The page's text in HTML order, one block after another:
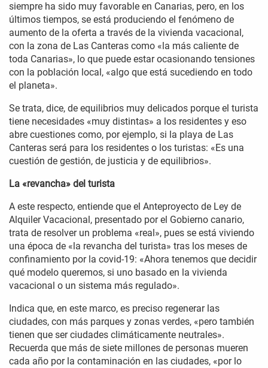
siempre ha sido muy favorable en Canarias, pero, en los
últimos tiempos, se está produciendo el fenómeno de
aumento de la oferta a través de la vivienda vacacional,
con la zona de Las Canteras como «la más caliente de
toda Canarias», lo que puede estar ocasionando tensiones
con la población local, «algo que está sucediendo en todo
el planeta».
Se trata, dice, de equilibrios muy delicados porque el turista
tiene necesidades «muy distintas» a los residentes y eso
abre cuestiones como, por ejemplo, si la playa de Las
Canteras será para los residentes o los turistas: «Es una
cuestión de gestión, de justicia y de equilibrios».
La «revancha» del turista
A este respecto, entiende que el Anteproyecto de Ley de
Alquiler Vacacional, presentado por el Gobierno canario,
trata de resolver un problema «real», pues se está viviendo
una época de «la revancha del turista» tras los meses de
confinamiento por la covid-19: «Ahora tenemos que decidir
qué modelo queremos, si uno basado en la vivienda
vacacional o un sistema más regulado».
Indica que, en este marco, es preciso regenerar las
ciudades, con más parques y zonas verdes, «pero también
tienen que ser ciudades climáticamente neutrales».
Recuerda que más de siete millones de personas mueren
cada año por la contaminación en las ciudades, «por lo